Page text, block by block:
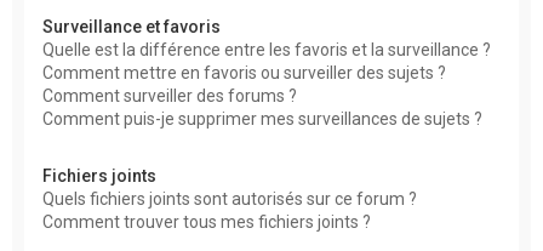
Surveillance et favoris
Quelle est la différence entre les favoris et la surveillance ?
Comment mettre en favoris ou surveiller des sujets ?
Comment surveiller des forums ?
Comment puis-je supprimer mes surveillances de sujets ?
Fichiers joints
Quels fichiers joints sont autorisés sur ce forum ?
Comment trouver tous mes fichiers joints ?